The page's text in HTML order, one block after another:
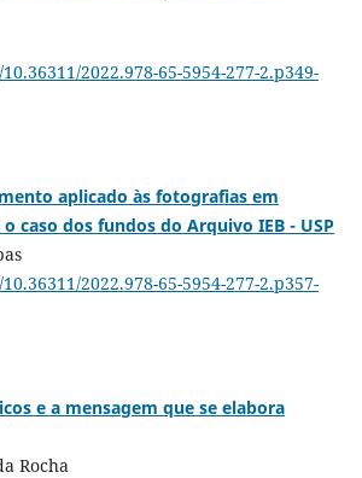
2022.978-65-5954-277-2.p349-
aplicado às fotografias em
caso dos fundos do Arquivo IEB - USP
2022.978-65-5954-277-2.p357-
e a mensagem que se elabora
Rocha